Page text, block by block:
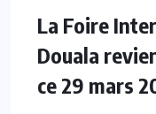
La Foire
Douala
ce 29 mars